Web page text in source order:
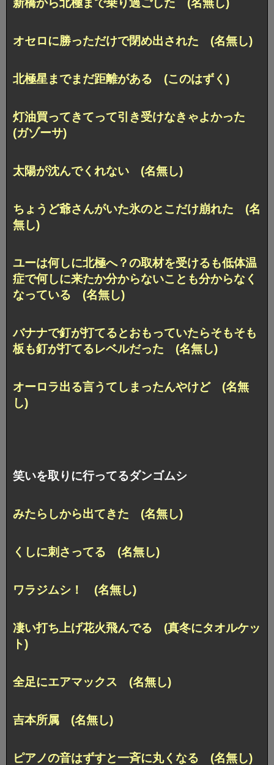
新橋から北極まで乗り過ごした (名無し)
オセロに勝っただけで閉め出された (名無し)
北極星までまだ距離がある (このはずく)
灯油買ってきてって引き受けなきゃよかった
(ガゾーサ)
太陽が沈んでくれない (名無し)
ちょうど爺さんがいた氷のとこだけ崩れた (名
無し)
ユーは何しに北極へ？の取材を受けるも低体温
症で何しに来たか分からないことも分からなく
なっている (名無し)
バナナで釘が打てるとおもっていたらそもそも
板も釘が打てるレベルだった (名無し)
オーロラ出る言うてしまったんやけど (名無
し)
笑いを取りに行ってるダンゴムシ
みたらしから出てきた (名無し)
くしに刺さってる (名無し)
ワラジムシ！ (名無し)
凄い打ち上げ花火飛んでる (真冬にタオルケッ
ト)
全足にエアマックス (名無し)
吉本所属 (名無し)
ピアノの音はずすと一斉に丸くなる (名無し)